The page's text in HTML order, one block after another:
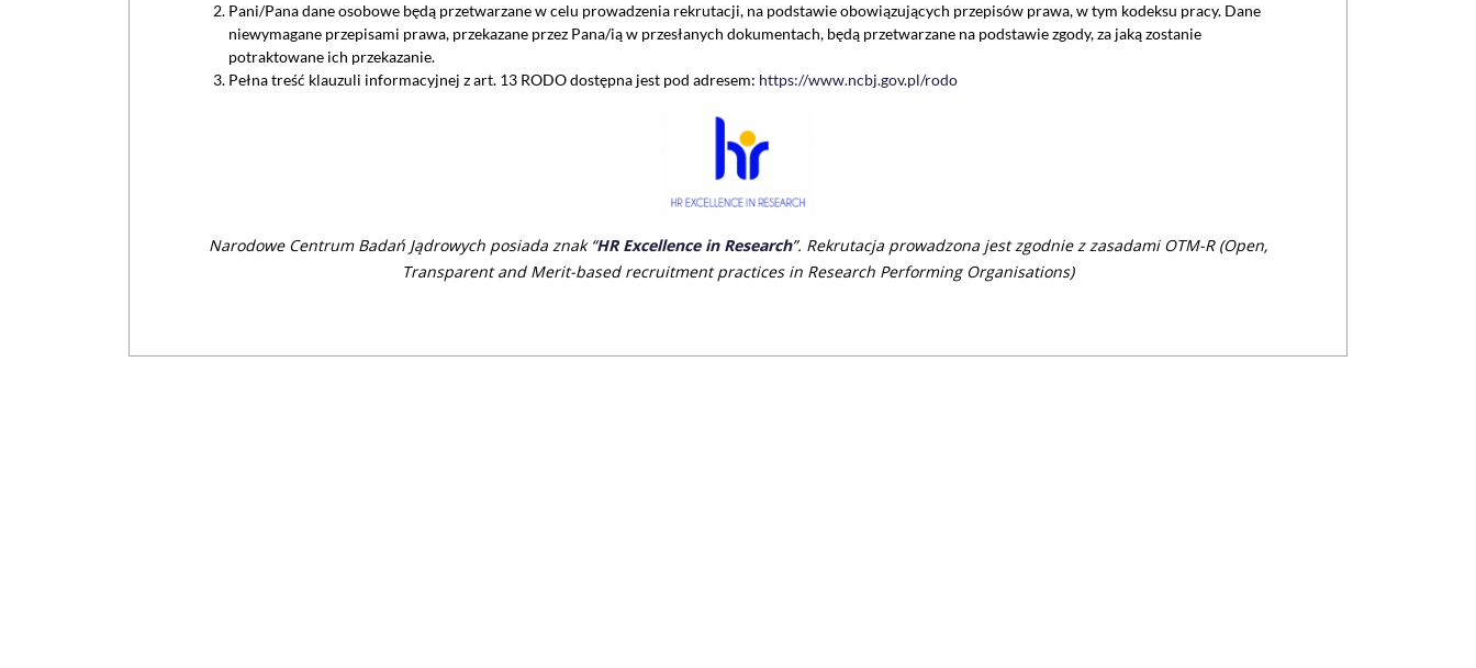
Pani/Pana dane osobowe będą przetwarzane w celu prowadzenia rekrutacji, na podstawie obowiązujących przepisów prawa, w tym kodeksu pracy. Dane
niewymagane przepisami prawa, przekazane przez Pana/ią w przesłanych dokumentach, będą przetwarzane na podstawie zgody, za jaką zostanie
potraktowane ich przekazanie.
Pełna treść klauzuli informacyjnej z art. 13 RODO dostępna jest pod adresem: https://www.ncbj.gov.pl/rodo
Narodowe Centrum Badań Jądrowych posiada znak “HR Excellence in Research”. Rekrutacja prowadzona jest zgodnie z zasadami OTM-R (Open,
Transparent and Merit-based recruitment practices in Research Performing Organisations)